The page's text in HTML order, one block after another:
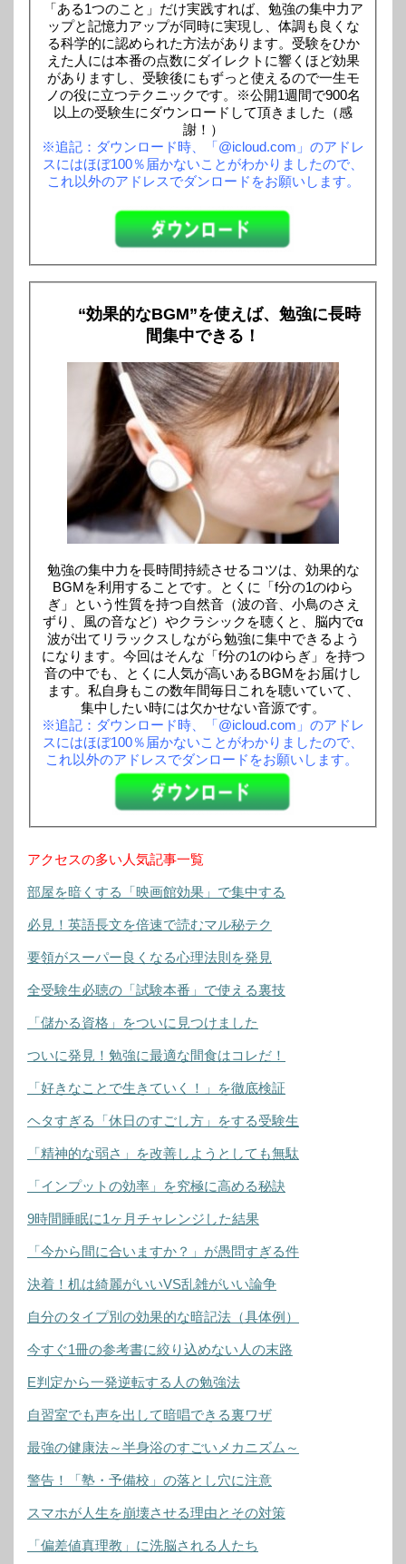
「ある1つのこと」だけ実践すれば、勉強の集中力ア
ップと記憶力アップが同時に実現し、体調も良くな
る科学的に認められた方法があります。受験をひか
えた人には本番の点数にダイレクトに響くほど効果
がありますし、受験後にもずっと使えるので一生モ
ノの役に立つテクニックです。※公開1週間で900名
以上の受験生にダウンロードして頂きました（感
謝！）
※追記：ダウンロード時、「@icloud.com」のアドレ
スにはほぼ100％届かないことがわかりましたので、
これ以外のアドレスでダンロードをお願いします。
“効果的なBGM”を使えば、勉強に長時
間集中できる！
勉強の集中力を長時間持続させるコツは、効果的な
BGMを利用することです。とくに「f分の1のゆら
ぎ」という性質を持つ自然音（波の音、小鳥のさえ
ずり、風の音など）やクラシックを聴くと、脳内でα
波が出てリラックスしながら勉強に集中できるよう
になります。今回はそんな「f分の1のゆらぎ」を持つ
音の中でも、とくに人気が高いあるBGMをお届けし
ます。私自身もこの数年間毎日これを聴いていて、
集中したい時には欠かせない音源です。
※追記：ダウンロード時、「@icloud.com」のアドレ
スにはほぼ100％届かないことがわかりましたので、
これ以外のアドレスでダンロードをお願いします。
アクセスの多い人気記事一覧
部屋を暗くする「映画館効果」で集中する
必見！英語長文を倍速で読むマル秘テク
要領がスーパー良くなる心理法則を発見
全受験生必聴の「試験本番」で使える裏技
「儲かる資格」をついに見つけました
ついに発見！勉強に最適な間食はコレだ！
「好きなことで生きていく！」を徹底検証
ヘタすぎる「休日のすごし方」をする受験生
「精神的な弱さ」を改善しようとしても無駄
「インプットの効率」を究極に高める秘訣
9時間睡眠に1ヶ月チャレンジした結果
「今から間に合いますか？」が愚問すぎる件
決着！机は綺麗がいいVS乱雑がいい論争
自分のタイプ別の効果的な暗記法（具体例）
今すぐ1冊の参考書に絞り込めない人の末路
E判定から一発逆転する人の勉強法
自習室でも声を出して暗唱できる裏ワザ
最強の健康法～半身浴のすごいメカニズム～
警告！「塾・予備校」の落とし穴に注意
スマホが人生を崩壊させる理由とその対策
「偏差値真理教」に洗脳される人たち